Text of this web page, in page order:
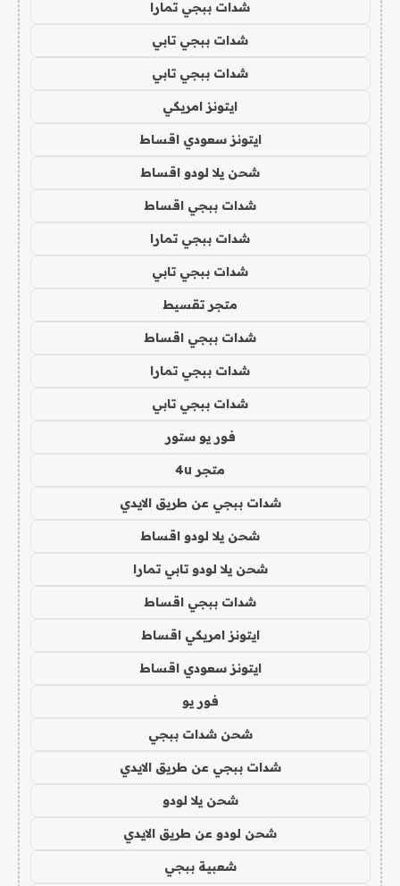
شدات ببجي تمارا
شدات ببجي تابي
شدات ببجي تابي
ايتونز امريكي
ايتونز سعودي اقساط
شحن يلا لودو اقساط
شدات ببجي اقساط
شدات ببجي تمارا
شدات ببجي تابي
متجر تقسيط
شدات ببجي اقساط
شدات ببجي تمارا
شدات ببجي تابي
فور يو ستور
متجر 4u
شدات ببجي عن طريق الايدي
شحن يلا لودو اقساط
شحن يلا لودو تابي تمارا
شدات ببجي اقساط
ايتونز امريكي اقساط
ايتونز سعودي اقساط
فور يو
شحن شدات ببجي
شدات ببجي عن طريق الايدي
شحن يلا لودو
شحن لودو عن طريق الايدي
شعبية ببجي